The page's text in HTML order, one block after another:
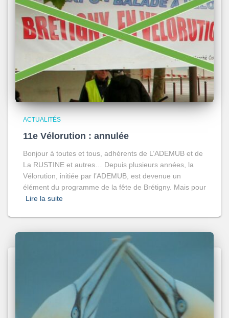
ACTUALITÉS
11e Vélorution : annulée
Bonjour à toutes et tous, adhérents de L’ADEMUB et de
La RUSTINE et autres… Depuis plusieurs années, la
Vélorution, initiée par l’ADEMUB, est devenue un
élément du programme de la fête de Brétigny. Mais pour
Lire la suite